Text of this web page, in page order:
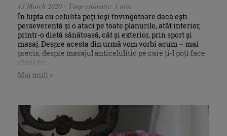
13 March 2020 - Timp estimativ: 1 min.
În lupta cu celulita poți ieși învingătoare dacă ești
perseverentă și o ataci pe toate planurile, atât interior,
printr-o dietă sănătoasă, cât și exterior, prin sport și
masaj. Despre acesta din urmă vom vorbi acum – mai
precis, despre masajul anticelulitic pe care ți-l poți face
chiar tu.
Mai mult »